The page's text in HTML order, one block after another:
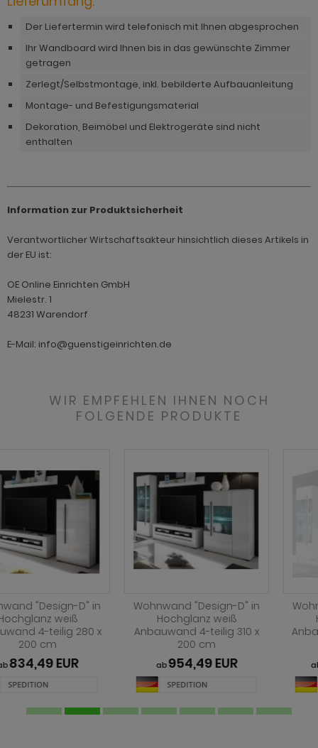
Der Liefertermin wird telefonisch mit Ihnen abgesprochen
Ihr Wandboard wird Ihnen bis in das gewünschte Zimmer
getragen
Zerlegt/Selbstmontage, inkl. bebilderte Aufbauanleitung
Montage- und Befestigungsmaterial
Dekoration, Beimöbel und Elektrogeräte sind nicht
enthalten
Information zur Produktsicherheit
Verantwortlicher Wirtschaftsakteur hinsichtlich dieses Artikels in
der EU ist:
OE Online Einrichten GmbH
Mielestr. 1
48231 Warendorf
E-Mail: info@guenstigeinrichten.de
WIR EMPFEHLEN IHNEN NOCH
FOLGENDE PRODUKTE
Wohnwand "Design-D" in
Hochglanz weiß
Anbauwand 4-teilig 310 x
ab954,49 EUR
Wohnwand "Design-D" in
Hochglanz weiß
Anbauwand 3-teilig 290 x
ab1.084,49 EUR
Rovola
Sena
Sentra
Starlet
Stove Old Style hell
Stove weiß Pinie
Timber
Vestland
Rivian
Romina
Ronin Eiche
Ronin Esche
Ronson
Rooky weiß
Sentra
Seyne
Stove Old Style hell
Sumatra
Sunroof
Timber
Tomaso
Tyler
Vestland